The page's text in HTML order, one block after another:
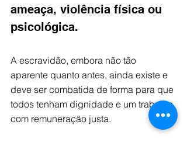
ameaça, violência física ou
psicológica.
A escravidão, embora não tão
aparente quanto antes, ainda existe e
deve ser combatida de forma para que
todos tenham dignidade e um trabalho
com remuneração justa.